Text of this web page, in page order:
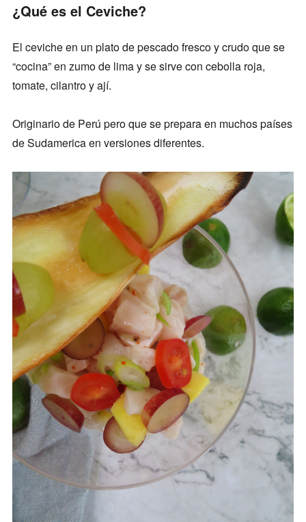
¿Qué es el Ceviche?
El ceviche en un plato de pescado fresco y crudo que se
“cocina” en zumo de lima y se sirve con cebolla roja,
tomate, cilantro y ají.
Originario de Perú pero que se prepara en muchos países
de Sudamerica en versiones diferentes.